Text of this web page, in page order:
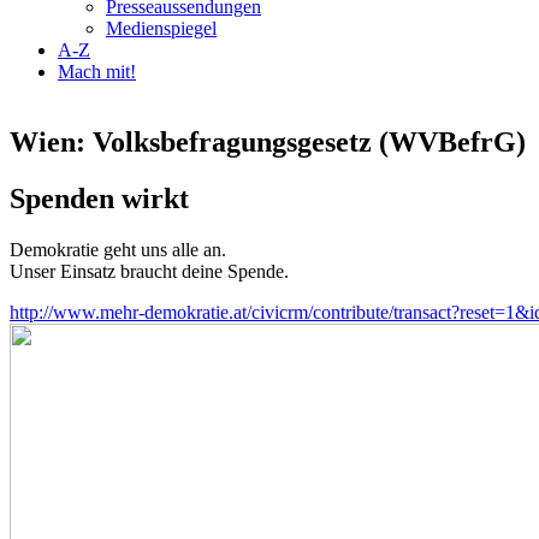
Presseaussendungen
Medienspiegel
A-Z
Mach mit!
Wien: Volksbefragungsgesetz (WVBefrG)
Spenden wirkt
Demokratie geht uns alle an.
Unser Einsatz braucht deine Spende.
http://www.mehr-demokratie.at/civicrm/contribute/